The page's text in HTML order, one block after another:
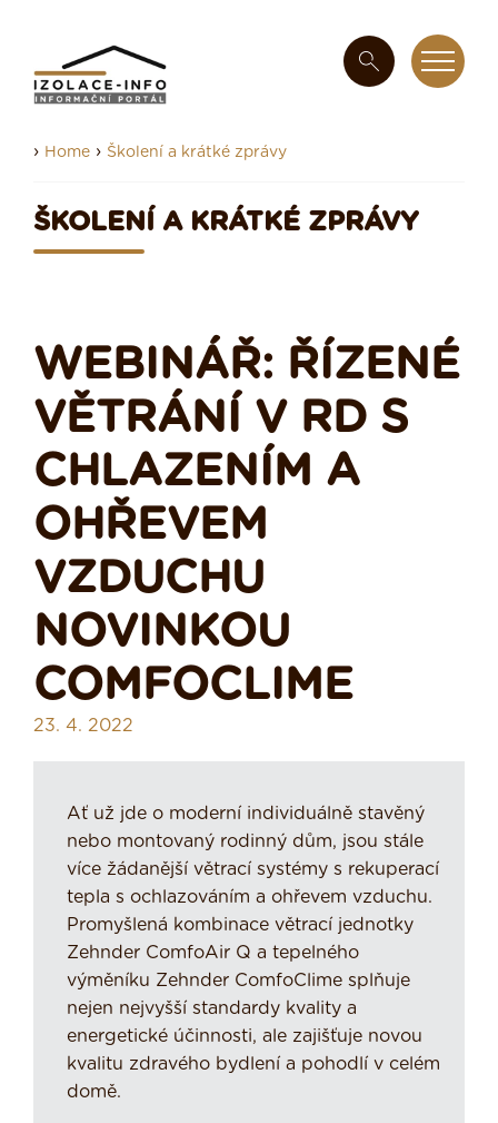
› Home › Školení a krátké zprávy
ŠKOLENÍ A KRÁTKÉ ZPRÁVY
WEBINÁŘ: ŘÍZENÉ
VĚTRÁNÍ V RD S
CHLAZENÍM A
OHŘEVEM
VZDUCHU
NOVINKOU
COMFOCLIME
23. 4. 2022
Ať už jde o moderní individuálně stavěný
nebo montovaný rodinný dům, jsou stále
více žádanější větrací systémy s rekuperací
tepla s ochlazováním a ohřevem vzduchu.
Promyšlená kombinace větrací jednotky
Zehnder ComfoAir Q a tepelného
výměníku Zehnder ComfoClime splňuje
nejen nejvyšší standardy kvality a
energetické účinnosti, ale zajišťuje novou
kvalitu zdravého bydlení a pohodlí v celém
domě.